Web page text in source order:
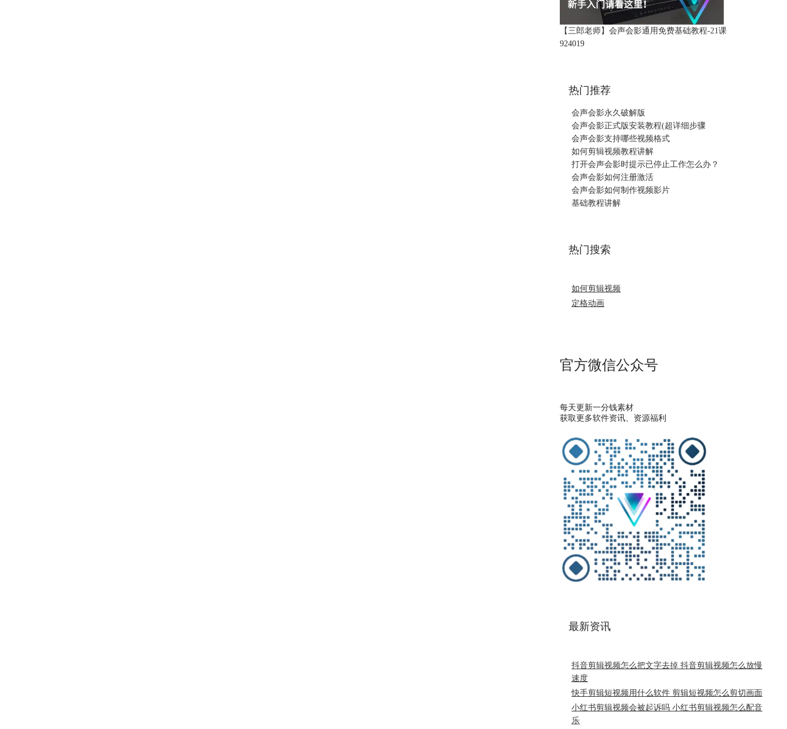
【三郎老师】会声会影通用免费基础教程-21课
924019
热门推荐
会声会影永久破解版
会声会影正式版安装教程(超详细步骤
会声会影支持哪些视频格式
如何剪辑视频教程讲解
打开会声会影时提示已停止工作怎么办？
会声会影如何注册激活
会声会影如何制作视频影片
基础教程讲解
热门搜索
如何剪辑视频
定格动画
官方微信公众号
每天更新一分钱素材
获取更多软件资讯、资源福利
最新资讯
抖音剪辑视频怎么把文字去掉 抖音剪辑视频怎么放慢
速度
快手剪辑短视频用什么软件 剪辑短视频怎么剪切画面
小红书剪辑视频会被起诉吗 小红书剪辑视频怎么配音
乐